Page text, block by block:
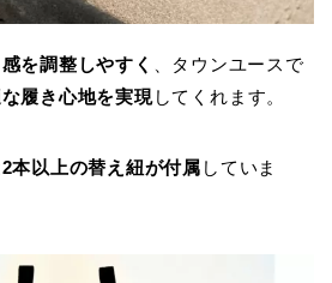
を調整しやすく
、タウンユースで
履き心地を実現してくれます。
2本以上の替え紐が付属 していま